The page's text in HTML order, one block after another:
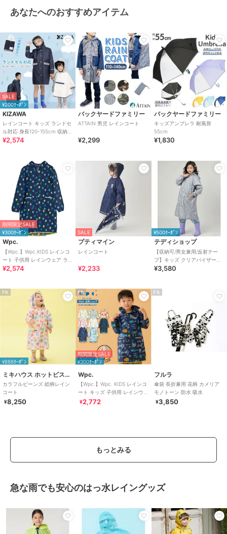
あなたへのおすすめアイテム
SALE
¥200ｸｰﾎﾟﾝ
KIZAWA
レインコート キッズ ランドセ
ル対応 身長120-155cm 収納袋
付き ナイロン生地
¥2,574
バックヤードファミリー
ATTAIN 男児 レインコート
¥2,299
バックヤードファミリー
キッズアンブレラ 耐風骨
55cm
¥1,830
期間限定SALE
¥300ｸｰﾎﾟﾝ
Wpc.
【Wpc.】Wpc.KIDS レインコ
ート 子供用 レインウェア ラン
ドセル対応 キッズ
¥2,574
SALE
プティマイン
レインコート
¥2,233
¥500ｸｰﾎﾟﾝ
テディショップ
【収納可/男女兼用/反射テー
プ】キッズ クリアバイザーフ
ード付きレインコート+収納袋
¥3,580
PR
¥888ｸｰﾎﾟﾝ
ミキハウス ホットビスケッツ
カラフルビーンズ 総柄レイン
コート
¥8,250
PR
期間限定SALE
¥300ｸｰﾎﾟﾝ
Wpc.
【Wpc.】Wpc. KIDS レインコ
ート キッズ 子供用 レインウェ
ア 子ども 男の子 女の子
¥2,772
PR
フルラ
傘袋 長折兼用 花柄 カメリア
モノトーン 防水 吸水
¥3,850
もっとみる
急な雨でも安心のはっ水レイングッズ